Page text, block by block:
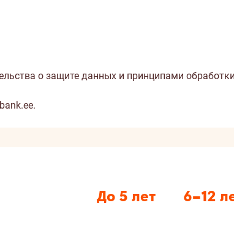
о защите данных и принципами
.
До 5 лет 6–12